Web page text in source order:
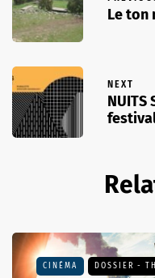
Le ton
NEXT
NUITS
CINÉMA DOSSIER -